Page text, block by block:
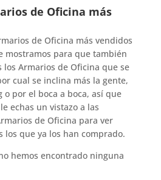
de Oficina más
de Oficina más vendidos
mostramos para que también
los Armarios de Oficina que se
cual se inclina más la gente,
o por el boca a boca, así que
echas un vistazo a las
de Oficina para ver
los que ya los han comprado.
hemos encontrado ninguna